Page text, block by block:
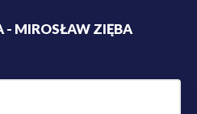
MIROSŁAW ZIĘBA